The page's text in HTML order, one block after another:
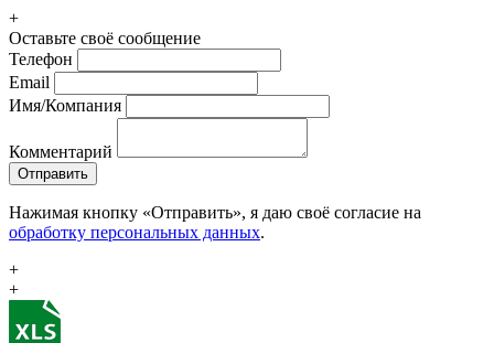
+
Оставьте своё сообщение
Телефон
Email
Имя/Компания
Комментарий
Отправить
Нажимая кнопку «Отправить», я даю своё согласие на
обработку персональных данных.
+
+